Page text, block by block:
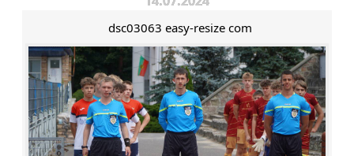
dsc03063 easy-resize com